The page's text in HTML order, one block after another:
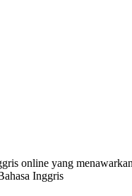
online yang
Inggris